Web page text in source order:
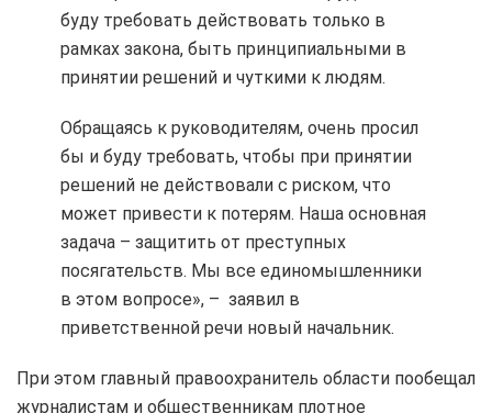
буду требовать действовать только в
рамках закона, быть принципиальными в
принятии решений и чуткими к людям.
Обращаясь к руководителям, очень просил
бы и буду требовать, чтобы при принятии
решений не действовали с риском, что
может привести к потерям. Наша основная
задача – защитить от преступных
посягательств. Мы все единомышленники
в этом вопросе», – заявил в
приветственной речи новый начальник.
При этом главный правоохранитель области пообещал
журналистам и общественникам плотное